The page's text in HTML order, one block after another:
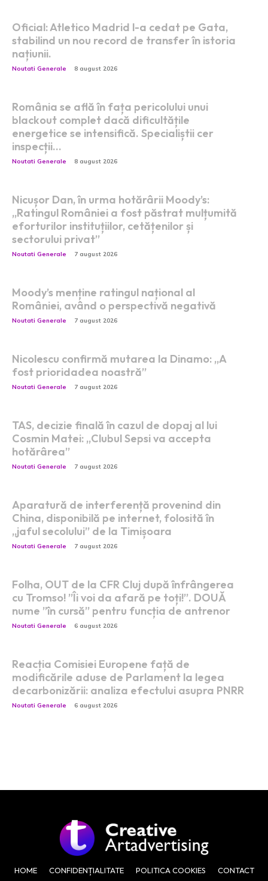
Oficial: Atletico Madrid l-a cedat pe Gata,
stabilind un nou record de transfer în istoria
națiunii.
Noutati Generale 8 august 2026
România se află în fața pericolului unui
blackout complet dacă dificultățile
energetice se intensifică. Specialiștii cer
inspecții…
Noutati Generale 8 august 2026
Nicușor Dan, în urma hotărârii Moody’s:
„Ratingul României a fost păstrat mulțumită
eforturilor instituțiilor, cetățenilor și
sectorului privat”
Noutati Generale 7 august 2026
Moody’s menține ratingul național al
României, având o perspectivă negativă
Noutati Generale 7 august 2026
Nicolescu confirmă mutarea la Dinamo: „A
fost prioridadea noastră”
Noutati Generale 7 august 2026
TAS, decizie finală în cazul de dopaj al lui
Cosmin Matei: „Clubul Sepsi va accepta
hotărârea”
Noutati Generale 7 august 2026
Aparatură de interferență provenind din
China, disponibilă pe internet, folosită în
„jaful secolului” de la Timișoara
Noutati Generale 7 august 2026
Folha, OUT de la CFR Cluj după înfrângerea
cu Tromso! ”Îi voi da afară pe toți!”. DOUĂ
nume ”în cursă” pentru funcția de antrenor
Noutati Generale 6 august 2026
Reacția Comisiei Europene față de
modificările aduse de Parlament la legea
decarbonizării: analiza efectului asupra PNRR
Noutati Generale 6 august 2026
HOME CONFIDENȚIALITATE POLITICA COOKIES CONTACT